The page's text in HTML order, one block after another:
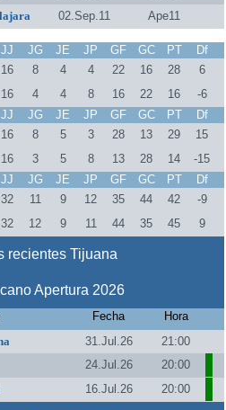
02.Sep.11 Ape11
JJ JG JE JP GF GC PT
Df
16 8 4 4 22 16 28
6
16 4 4 8 16 22 16
-6
JJ JG JE JP GF GC PT
Df
16 8 5 3 28 13 29
15
16 3 5 8 13 28 14
-15
JJ JG JE JP GF GC PT
Df
32 11 9 12 35 44 42
-9
32 12 9 11 44 35 45 9
recientes Tijuana
Apertura 2026
Fecha
Hora
31.Jul.26
21:00
24.Jul.26
20:00
16.Jul.26 20:00